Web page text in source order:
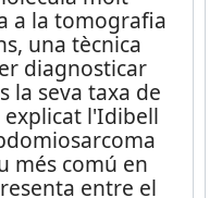
a la tomografia
una tècnica
diagnosticar
la seva taxa de
explicat l'Idibell
més comú en
entre el